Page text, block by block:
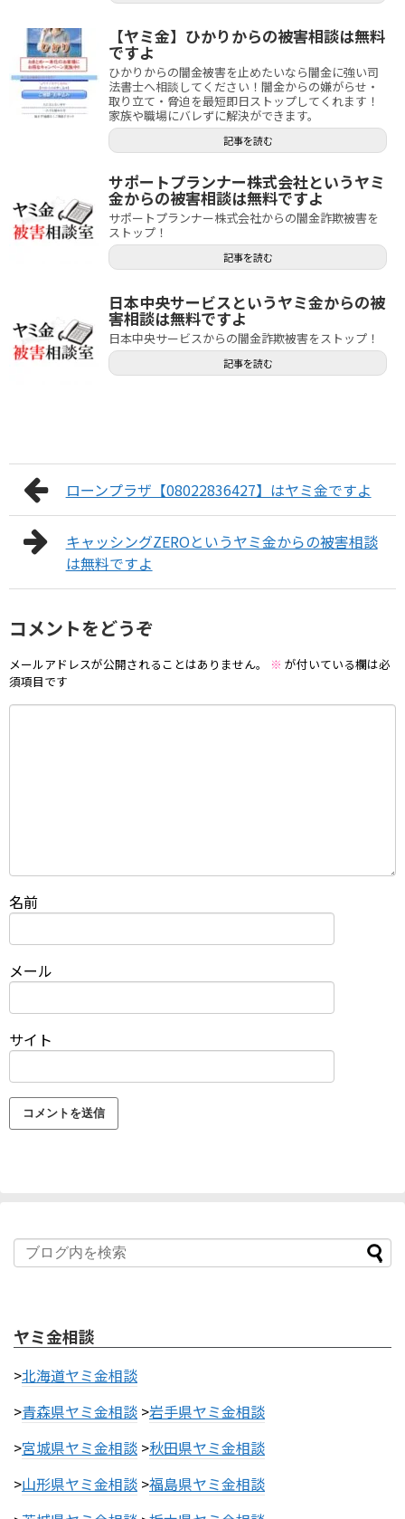
【ヤミ金】ひかりからの被害相談は無料
ですよ
ひかりからの闇金被害を止めたいなら闇金に強い司
法書士へ相談してください！闇金からの嫌がらせ・
取り立て・脅迫を最短即日ストップしてくれます！
家族や職場にバレずに解決ができます。
記事を読む
サポートプランナー株式会社というヤミ
金からの被害相談は無料ですよ
サポートプランナー株式会社からの闇金詐欺被害を
ストップ！
記事を読む
日本中央サービスというヤミ金からの被
害相談は無料ですよ
日本中央サービスからの闇金詐欺被害をストップ！
記事を読む
ローンプラザ【08022836427】はヤミ金ですよ
キャッシングZEROというヤミ金からの被害相談
は無料ですよ
コメントをどうぞ
メールアドレスが公開されることはありません。 ※ が付いている欄は必
須項目です
名前
メール
サイト
ヤミ金相談
>北海道ヤミ金相談
>青森県ヤミ金相談 >岩手県ヤミ金相談
>宮城県ヤミ金相談 >秋田県ヤミ金相談
>山形県ヤミ金相談 >福島県ヤミ金相談